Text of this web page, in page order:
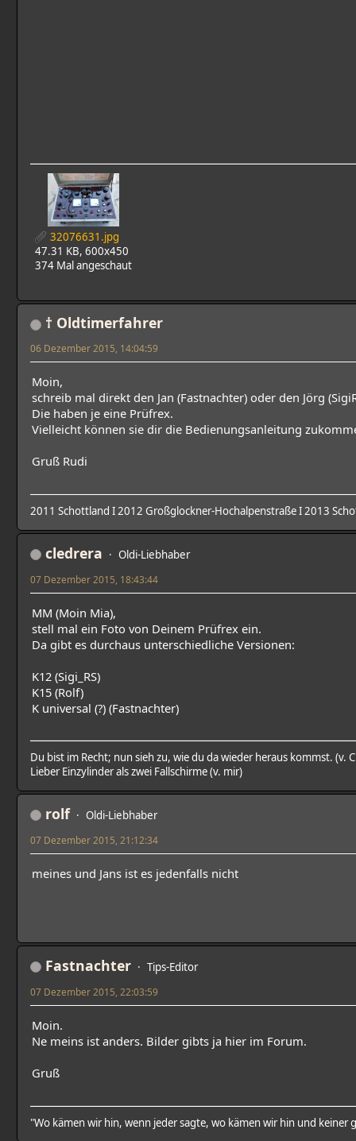
32076631.jpg
47.31 KB, 600x450
374 Mal angeschaut
† Oldtimerfahrer
06 Dezember 2015, 14:04:59
Moin,
schreib mal direkt den Jan (Fastnachter) oder den Jörg
Die haben je eine Prüfrex.
Vielleicht können sie dir die Bedienungsanleitung
Gruß Rudi
2011 Schottland I 2012 Großglockner-Hochalpenstraße I 2013
cledrera Oldi-Liebhaber
07 Dezember 2015, 18:43:44
MM (Moin Mia),
stell mal ein Foto von Deinem Prüfrex ein.
Da gibt es durchaus unterschiedliche Versionen:
K12 (Sigi_RS)
K15 (Rolf)
K universal (?) (Fastnachter)
Du bist im Recht; nun sieh zu, wie du da wieder heraus kommst. (v.
Lieber Einzylinder als zwei Fallschirme (v. mir)
rolf Oldi-Liebhaber
07 Dezember 2015, 21:12:34
meines und Jans ist es jedenfalls nicht
Fastnachter Tips-Editor
07 Dezember 2015, 22:03:59
Moin.
Ne meins ist anders. Bilder gibts ja hier im Forum.
Gruß
"Wo kämen wir hin, wenn jeder sagte, wo kämen wir hin und